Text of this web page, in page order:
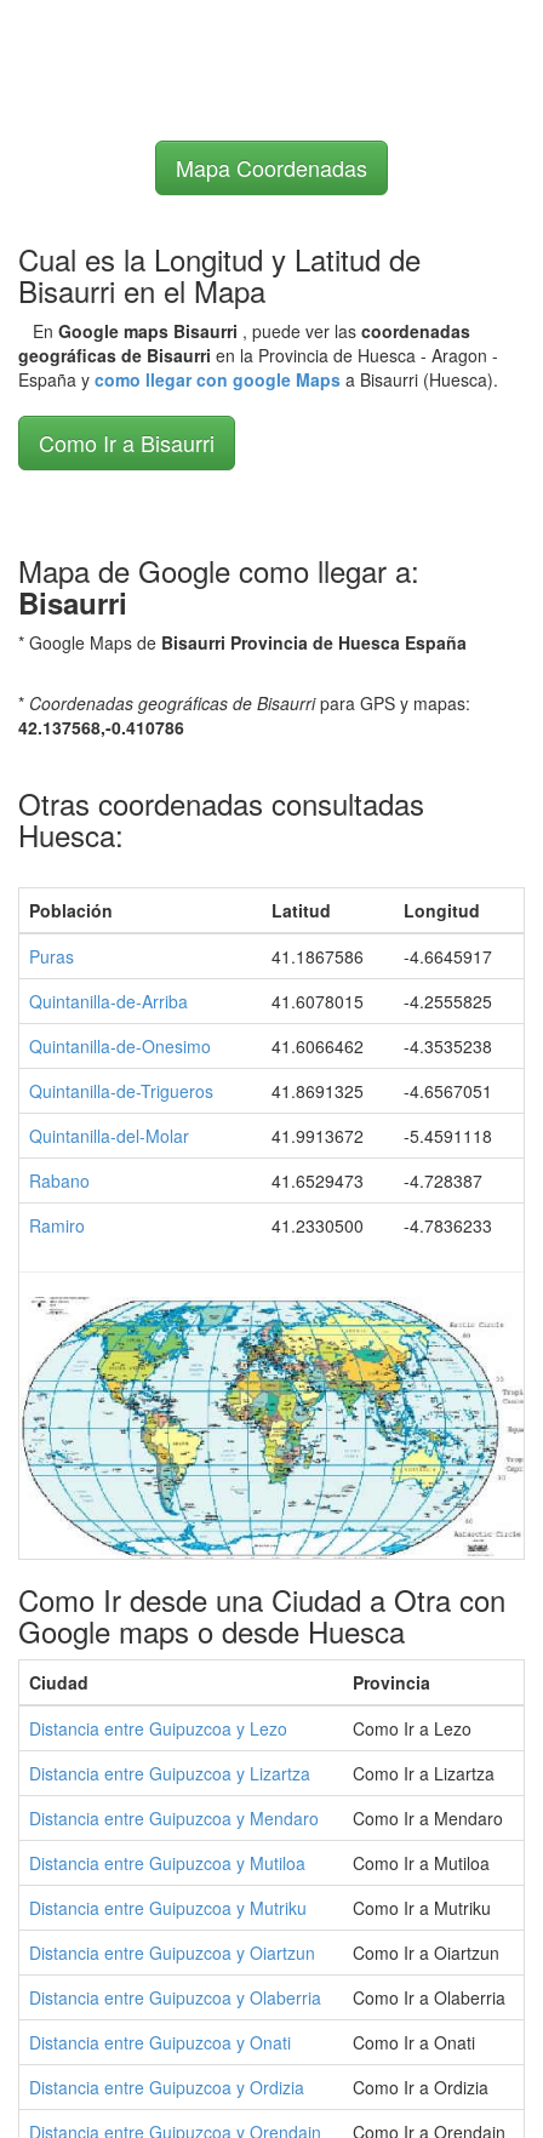
Mapa Coordenadas
Cual es la Longitud y Latitud de
Bisaurri en el Mapa
En Google maps Bisaurri , puede ver las coordenadas
geográficas de Bisaurri en la Provincia de Huesca - Aragon -
España y como llegar con google Maps a Bisaurri (Huesca).
Como Ir a Bisaurri
Mapa de Google como llegar a:
Bisaurri
* Google Maps de Bisaurri Provincia de Huesca España
* Coordenadas geográficas de Bisaurripara GPS y mapas:
42.137568,-0.410786
Otras coordenadas consultadas
Huesca:
Población Latitud
Longitud
Puras
41.1867586
-4.6645917
Quintanilla-de-Arriba
41.6078015
-4.2555825
Quintanilla-de-Onesimo
41.6066462
-4.3535238
Quintanilla-de-Trigueros
41.8691325
-4.6567051
Quintanilla-del-Molar
41.9913672
-5.4591118
Rabano
41.6529473
-4.728387
Ramiro
41.2330500 -4.7836233
Como Ir desde una Ciudad a Otra con
Google maps o desde Huesca
Ciudad
Provincia
Distancia entre Guipuzcoa y Lezo
Como Ir a Lezo
Distancia entre Guipuzcoa y Lizartza
Como Ir a Lizartza
Distancia entre Guipuzcoa y Mendaro
Como Ir a Mendaro
Distancia entre Guipuzcoa y Mutiloa
Como Ir a Mutiloa
Distancia entre Guipuzcoa y Mutriku
Como Ir a Mutriku
Distancia entre Guipuzcoa y Oiartzun
Como Ir a Oiartzun
Distancia entre Guipuzcoa y Olaberria
Como Ir a Olaberria
Distancia entre Guipuzcoa y Onati
Como Ir a Onati
Distancia entre Guipuzcoa y Ordizia
Como Ir a Ordizia
Distancia entre Guipuzcoa y Orendain
Como Ir a Orendain